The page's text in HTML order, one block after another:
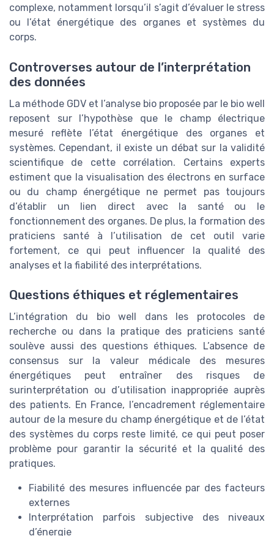
complexe, notamment lorsqu’il s’agit d’évaluer le stress
ou l’état énergétique des organes et systèmes du
corps.
Controverses autour de l’interprétation
des données
La méthode GDV et l’analyse bio proposée par le bio well
reposent sur l’hypothèse que le champ électrique
mesuré reflète l’état énergétique des organes et
systèmes. Cependant, il existe un débat sur la validité
scientifique de cette corrélation. Certains experts
estiment que la visualisation des électrons en surface
ou du champ énergétique ne permet pas toujours
d’établir un lien direct avec la santé ou le
fonctionnement des organes. De plus, la formation des
praticiens santé à l’utilisation de cet outil varie
fortement, ce qui peut influencer la qualité des
analyses et la fiabilité des interprétations.
Questions éthiques et réglementaires
L’intégration du bio well dans les protocoles de
recherche ou dans la pratique des praticiens santé
soulève aussi des questions éthiques. L’absence de
consensus sur la valeur médicale des mesures
énergétiques peut entraîner des risques de
surinterprétation ou d’utilisation inappropriée auprès
des patients. En France, l’encadrement réglementaire
autour de la mesure du champ énergétique et de l’état
des systèmes du corps reste limité, ce qui peut poser
problème pour garantir la sécurité et la qualité des
pratiques.
Fiabilité des mesures influencée par des facteurs
externes
Interprétation parfois subjective des niveaux
d’énergie